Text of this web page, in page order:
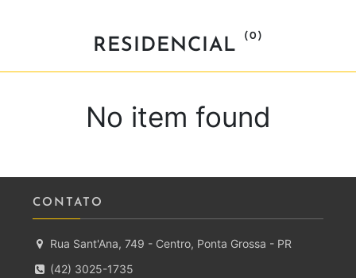
Sobrado
Casa
RESIDENCIAL (0)
No item found
CONTATO
Rua Sant'Ana, 749 - Centro, Ponta Grossa - PR
(42) 3025-1735